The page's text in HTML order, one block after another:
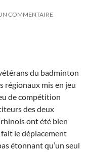
COMMENTAIRE
du badminton
régionaux mis en jeu
de compétition
des deux
ont été bien
le déplacement
étonnant qu’un seul